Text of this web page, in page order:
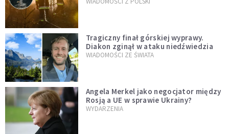
Tragiczny finał górskiej wyprawy.
Diakon zginął w ataku niedźwiedzia
WIADOMOŚCI ZE ŚWIATA
Angela Merkel jako negocjator między
Rosją a UE w sprawie Ukrainy?
WYDARZENIA